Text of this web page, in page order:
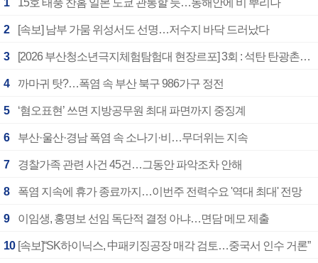
1 15호 태풍 찬홈 일본 도쿄 관통할 듯…동해안에 비 뿌리나
2 [속보] 남부 가뭄 위성서도 선명…저수지 바닥 드러났다
3 [2026 부산청소년극지체험탐험대 현장르포] 3회 : 석탄 탄광촌에서 북극 연구의 중심지로
4 까마귀 탓?…폭염 속 부산 북구 986가구 정전
5 ‘혐오표현’ 쓰면 지방공무원 최대 파면까지 중징계
6 부산·울산·경남 폭염 속 소나기·비…무더위는 지속
7 경찰가족 관련 사건 45건…그동안 파악조차 안해
8 폭염 지속에 휴가 종료까지…이번주 전력수요 '역대 최대' 전망
9 이임생, 홍명보 선임 독단적 결정 아냐…면담 메모 제출
10 [속보]“SK하이닉스, 中패키징공장 매각 검토…중국서 인수 거론”